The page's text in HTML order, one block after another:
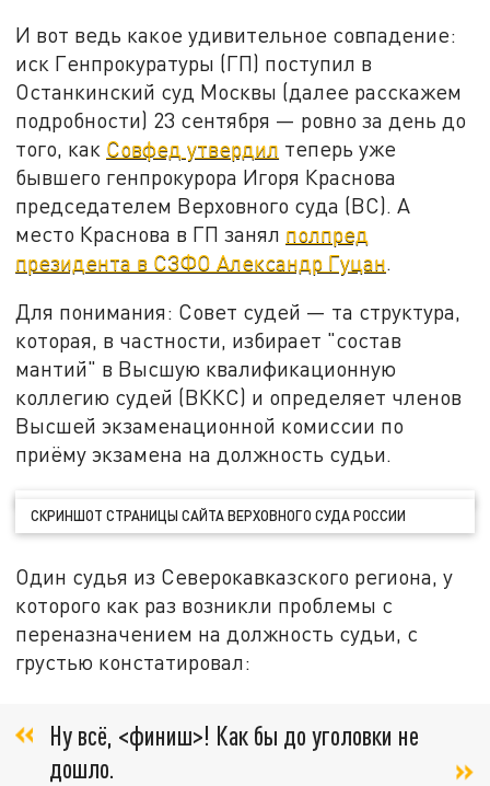
И вот ведь какое удивительное совпадение:
иск Генпрокуратуры (ГП) поступил в
Останкинский суд Москвы (далее расскажем
подробности) 23 сентября — ровно за день до
того, как Совфед утвердил теперь уже
бывшего генпрокурора Игоря Краснова
председателем Верховного суда (ВС). А
место Краснова в ГП занял полпред
президента в СЗФО Александр Гуцан.
Для понимания: Совет судей — та структура,
которая, в частности, избирает "состав
мантий" в Высшую квалификационную
коллегию судей (ВККС) и определяет членов
Высшей экзаменационной комиссии по
приёму экзамена на должность судьи.
СКРИНШОТ СТРАНИЦЫ САЙТА ВЕРХОВНОГО СУДА РОССИИ
Один судья из Северокавказского региона, у
которого как раз возникли проблемы с
переназначением на должность судьи, с
грустью констатировал:
Ну всё, <финиш>! Как бы до уголовки не
дошло.